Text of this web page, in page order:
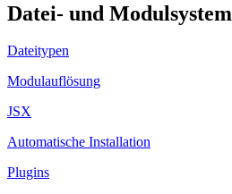
Datei- und Modulsystem
Dateitypen
Modulauflösung
JSX
Automatische Installation
Plugins